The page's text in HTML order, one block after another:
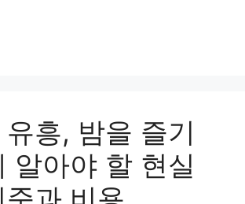
흥, 밤을 즐기
알아야 할 현실